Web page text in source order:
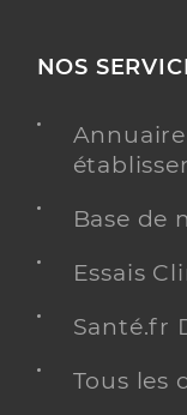
NOS
Base de
Essais
Santé.fr
Tous les